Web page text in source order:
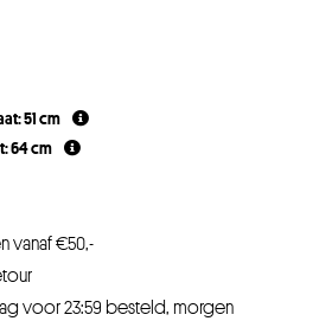
51 cm
64 cm
vanaf €50,-
voor 23:59 besteld, morgen